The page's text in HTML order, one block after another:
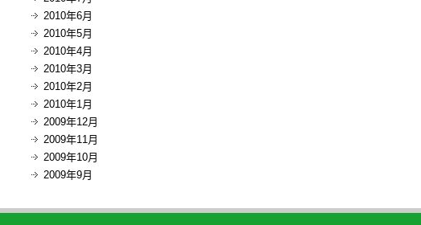
2010年6月
2010年5月
2010年4月
2010年3月
2010年2月
2010年1月
2009年12月
2009年11月
2009年10月
2009年9月